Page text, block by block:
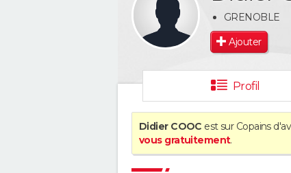
GRENOBLE
Ajouter
Profil
Didier COOC est sur Copains
vous gratuitement.